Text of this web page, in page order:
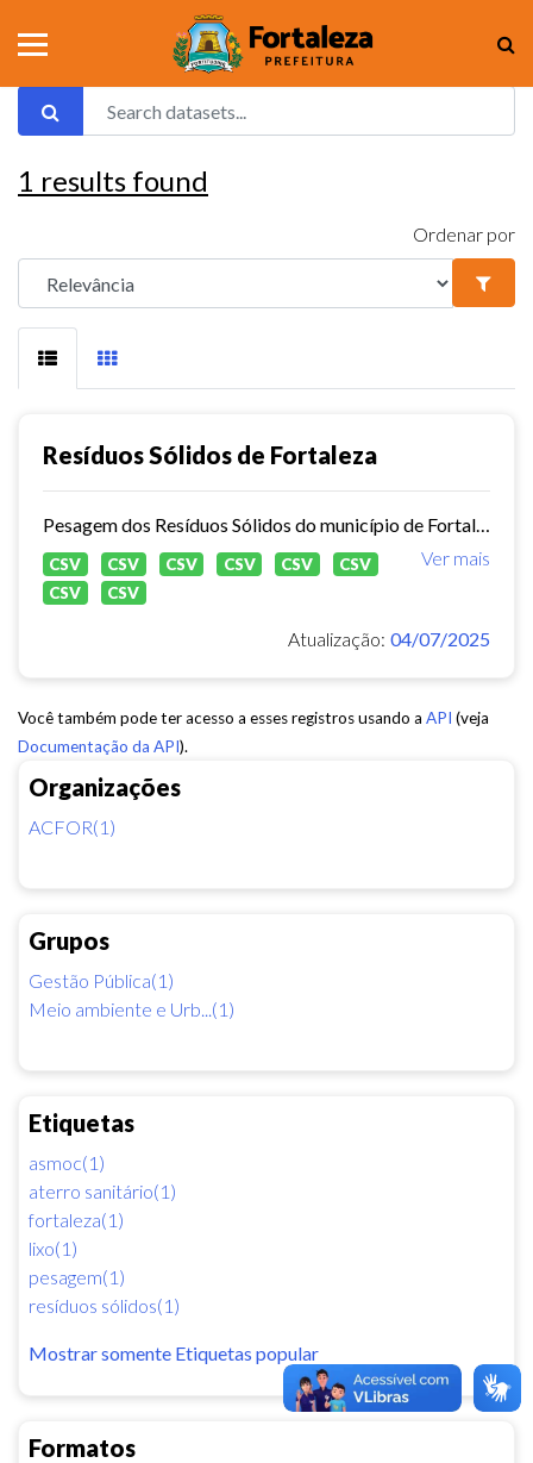
Organizações
ACFOR(1)
Grupos
Gestão Pública(1)
Meio ambiente e Urb...(1)
Etiquetas
asmoc(1)
aterro sanitário(1)
fortaleza(1)
lixo(1)
pesagem(1)
resíduos sólidos(1)
Mostrar somente Etiquetas popular
Formatos
1 results found
Ordenar por
Resíduos Sólidos de Fortaleza
Ver mais
CSV CSV CSV CSV CSV
CSV
CSV
CSV
Atualização: 04/07/2025
Você também pode ter acesso a esses registros usando a API (veja
Documentação da API).